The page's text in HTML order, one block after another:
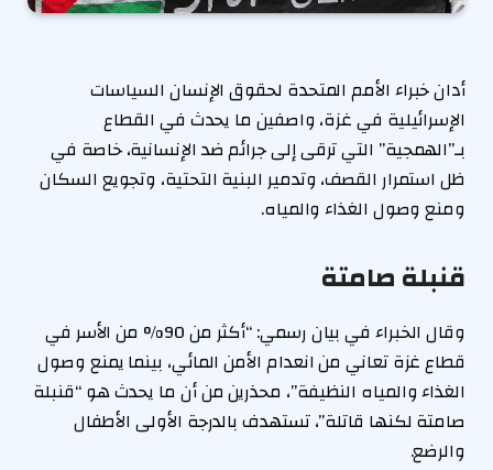
أدان خبراء الأمم المتحدة لحقوق الإنسان السياسات
الإسرائيلية في غزة، واصفين ما يحدث في القطاع
بـ”الهمجية” التي ترقى إلى جرائم ضد الإنسانية، خاصة في
ظل استمرار القصف، وتدمير البنية التحتية، وتجويع السكان
ومنع وصول الغذاء والمياه.
قنبلة صامتة
وقال الخبراء في بيان رسمي: “أكثر من 90% من الأسر في
قطاع غزة تعاني من انعدام الأمن المائي، بينما يمنع وصول
الغذاء والمياه النظيفة”، محذرين من أن ما يحدث هو “قنبلة
صامتة لكنها قاتلة”، تستهدف بالدرجة الأولى الأطفال
والرضع.